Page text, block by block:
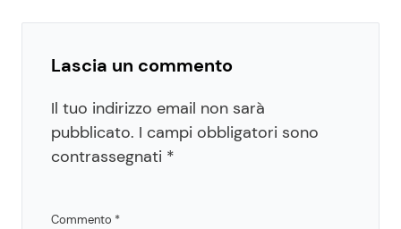
Lascia un commento
Il tuo indirizzo email non sarà
pubblicato. I campi obbligatori sono
contrassegnati *
Commento *